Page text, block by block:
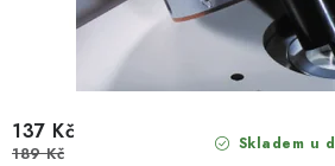
Skladem u
137 Kč
189 Kč